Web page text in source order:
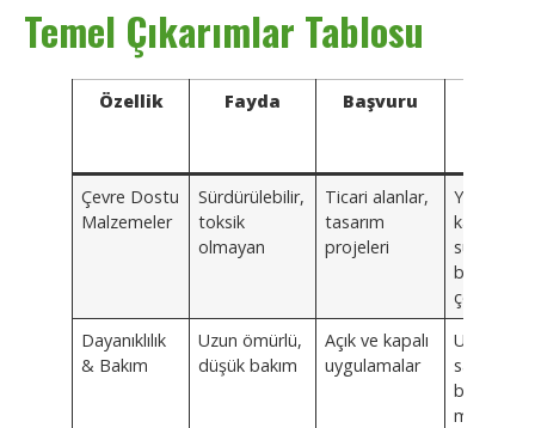
Temel Çıkarımlar Tablosu
Özellik Fayda Başvuru
Çevre Dostu
Malzemeler
Sürdürülebilir,
toksik
olmayan
Ticari alanlar,
tasarım
projeleri
Yüksek
kaliteli,
bambu
çözümleri
Dayanıklılık
& Bakım
Uzun ömürlü,
düşük bakım
Açık ve kapalı
uygulamalar
Uzun
sağlayan
birinci sınıf